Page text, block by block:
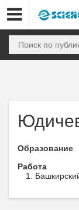
Образование
Работа